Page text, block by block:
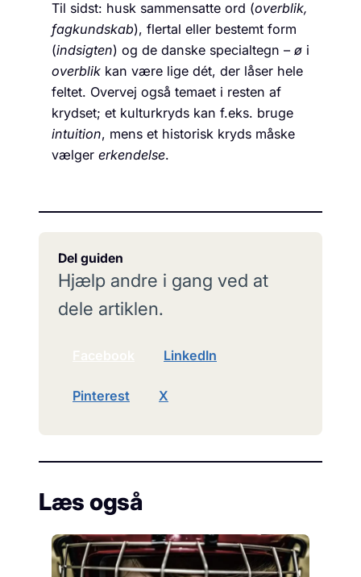
Til sidst: husk sammensatte ord (overblik,
fagkundskab), flertal eller bestemt form
(indsigten) og de danske specialtegn – ø i
overblik kan være lige dét, der låser hele
feltet. Overvej også temaet i resten af
krydset; et kulturkryds kan f.eks. bruge
intuition, mens et historisk kryds måske
vælger erkendelse.
Del guiden
Hjælp andre i gang ved at
dele artiklen.
LinkedIn
Pinterest X
Læs også